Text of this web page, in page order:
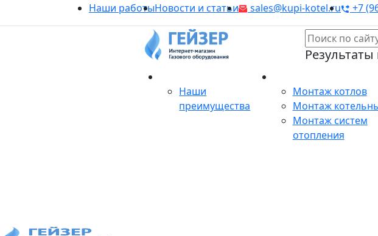
Наши работыНовости и статьи sales@kupi-kotel.ru +7
Результаты
Наши
преимущества
Монтаж котлов
Монтаж
Монтаж систем
отопления